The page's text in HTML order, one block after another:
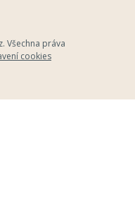
. Všechna práva
cookies